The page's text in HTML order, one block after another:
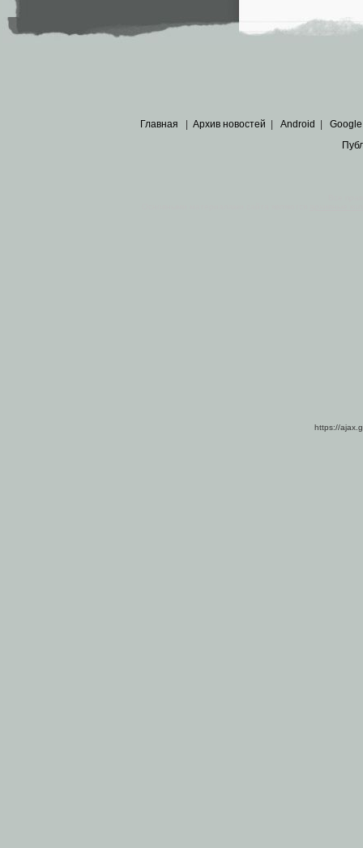
Главная Архив новостей Android Google
https://